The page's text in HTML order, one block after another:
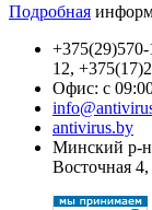
Подробная
12,
Офис: с
antivirus.by
Минский р-
Восточная